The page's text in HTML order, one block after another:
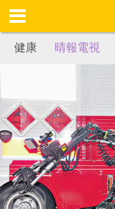
健康 晴報電視